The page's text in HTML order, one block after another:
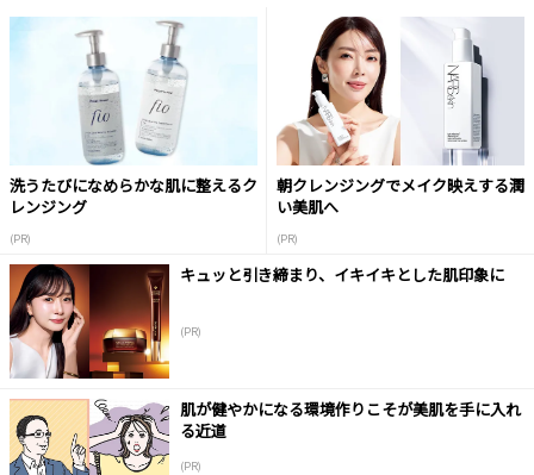
洗うたびになめらかな肌に整えるク
レンジング
(PR)
朝クレンジングでメイク映えする潤
い美肌へ
(PR)
キュッと引き締まり、イキイキとした肌印象に
(PR)
肌が健やかになる環境作りこそが美肌を手に入れ
る近道
(PR)